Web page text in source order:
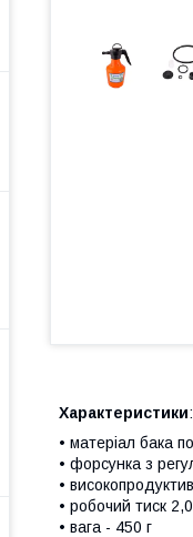
Характеристики:
• матеріал бака
• форсунка з
•
• робочий тиск
• вага - 450 г